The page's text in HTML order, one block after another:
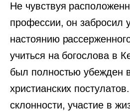
Не чувствуя
профессии, он забросил
настоянию
учиться на богослова в
был полностью убежден
христианских
склонности, участие в